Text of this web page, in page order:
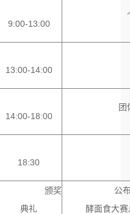
9:00-13:00
个人赛
13:00-14:00
14:00-18:00
团体决赛
18:30
颁奖
典礼
公布第四
酵面食大